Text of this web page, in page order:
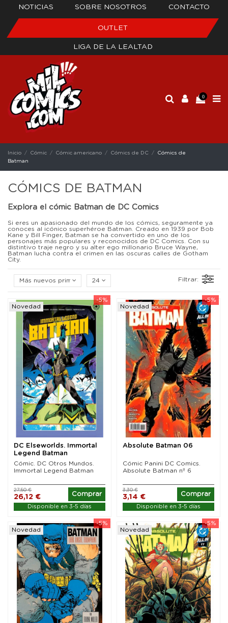
NOTICIAS SOBRE NOSOTROS CONTACTO
OUTLET
LIGA DE LA LEALTAD
0
Inicio Cómic Cómic americano Cómics de DC
Cómics de
Batman
CÓMICS DE BATMAN
Explora el cómic Batman de DC Comics
Si eres un apasionado del mundo de los cómics, seguramente ya
conoces al icónico superhéroe Batman. Creado en 1939 por Bob
Kane y Bill Finger, Batman se ha convertido en uno de los
personajes más populares y reconocidos de DC Comics. Con su
distintivo traje negro y su alter ego millonario Bruce Wayne,
Batman lucha contra el crimen en las oscuras calles de Gotham
City.
Más nuevos primero 24 Filtrar:
-5%
Novedad
DC Elseworlds. Immortal
Legend Batman
Cómic. DC Otros Mundos.
Immortal Legend Batman
26,12 €
27,50 €
Comprar
Disponible en 3-5 días
-5%
Novedad
Absolute Batman 06
Cómic Panini DC Comics.
Absolute Batman nº 6
3,14 €
3,30 €
Comprar
Disponible en 3-5 días
-5%
Novedad
-5%
Novedad